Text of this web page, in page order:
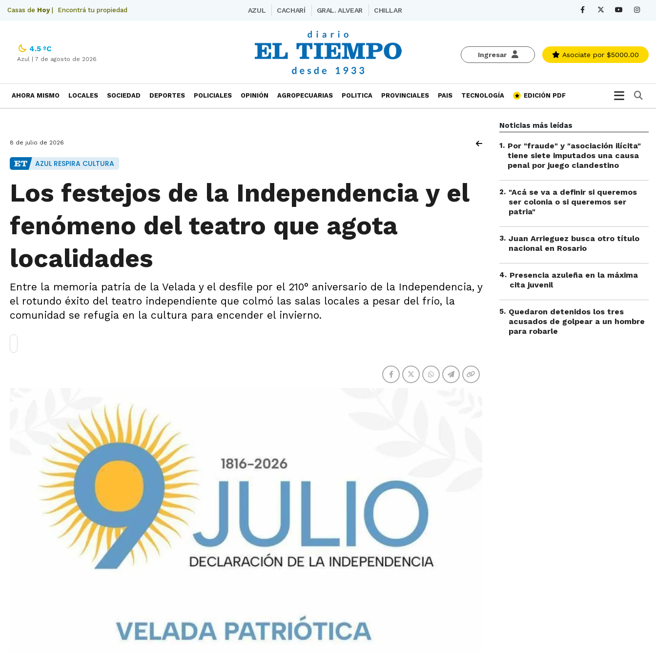
Casas de Hoy| Encontrá tu propiedad AZUL CACHARÍ GRAL. ALVEAR CHILLAR
Ingresar Asociate por $5000.00
4.5 ºC
Azul | 7 de agosto de 2026
AHORA MISMO LOCALES SOCIEDAD DEPORTES POLICIALES OPINIÓN AGROPECUARIAS POLITICA PROVINCIALES PAIS TECNOLOGÍA EDICIÓN PDF
8 de julio de 2026
AZUL RESPIRA CULTURA
Los festejos de la Independencia y el
fenómeno del teatro que agota
localidades
Entre la memoria patria de la Velada y el desfile por el 210° aniversario de la Independencia, y
el rotundo éxito del teatro independiente que colmó las salas locales a pesar del frío, la
comunidad se refugia en la cultura para encender el invierno.
Noticias más leídas
1. Por "fraude" y "asociación ilícita"
tiene siete imputados una causa
penal por juego clandestino
2. "Acá se va a definir si queremos
ser colonia o si queremos ser
patria"
3. Juan Arrieguez busca otro título
nacional en Rosario
4. Presencia azuleña en la máxima
cita juvenil
5. Quedaron detenidos los tres
acusados de golpear a un hombre
para robarle